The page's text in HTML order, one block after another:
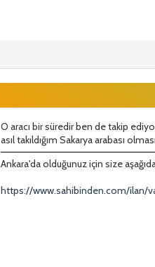
O aracı bir süredir ben de takip
asıl takıldığım Sakarya arabası
Ankara'da olduğunuz için size
https://www.sahibinden.com/ilan/